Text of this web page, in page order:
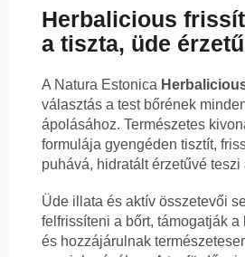
Herbalicious
a tiszta, üde
A Natura Estonica
választás a test bőrének
ápolásához. Természetes
formulája gyengéden tisztít,
puhává, hidratált érzetűvé teszi
Üde illata és aktív összetevői
felfrissíteni a bőrt, támogatják a
és hozzájárulnak